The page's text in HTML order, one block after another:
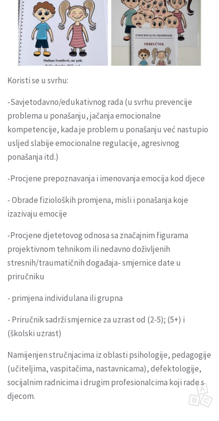
Koristi se u svrhu:
-Savjetodavno/edukativnog rada (u svrhu prevencije
problema u ponašanju, jačanja emocionalne
kompetencije, kada je problem u ponašanju već nastupio
usljed slabije emocionalne regulacije, agresivnog
ponašanja itd.)
-Procjene prepoznavanja i imenovanja emocija kod djece
- Obrade fizioloških promjena, misli i ponašanja koje
izazivaju emocije
-Procjene djetetovog odnosa sa značajnim figurama
projektivnom tehnikom ili nedavno doživljenih
stresnih/traumatičnih događaja- smjernice date u
priručniku
- primjena individulana ili grupna
- Priručnik sadrži smjernice za uzrast od (2-5); (5+) i
(školski uzrast)
Namijenjen stručnjacima iz oblasti psihologije, pedagogije
(učiteljima, vaspitačima, nastavnicama), defektologije,
socijalnim radnicima i drugim profesionalcima koji rade s
djecom.